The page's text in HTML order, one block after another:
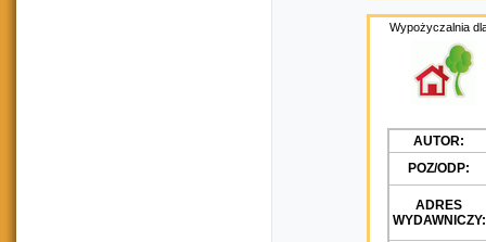
Wypożyczalnia
AUTOR:
POZ/ODP:
ADRES
WYDAWNICZY: